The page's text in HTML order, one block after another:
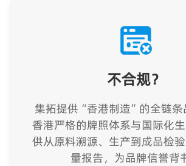
不合规？
集拓提供“香港制造”的全链条
香港严格的牌照体系与国际化
供从原料溯源、生产到成品检
量报告，为品牌信誉背